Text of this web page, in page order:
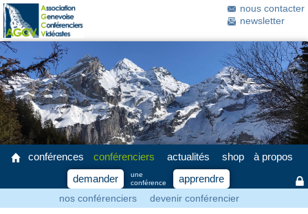
nous contacter
newsletter
conférences conférenciers
nos conférenciers devenir conférencier
actualités shop
à propos
demander
une
conférence
apprendre